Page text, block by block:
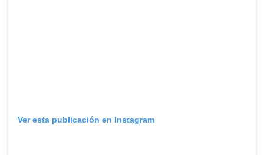
Ver esta publicación en Instagram